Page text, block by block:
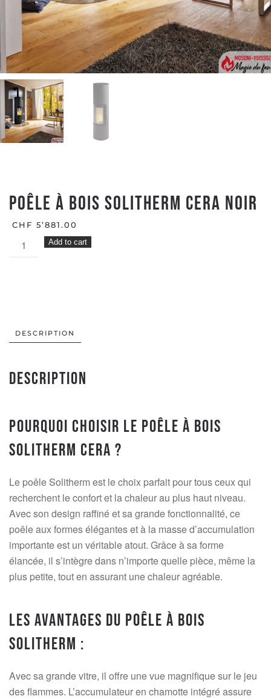
Poêle à Bois SOLITHERM CERA Noir
CHF 5’881.00
Poêle
à
quantity
Add to cart
DESCRIPTION
Description
Pourquoi choisir le poêle à bois
Solitherm Cera ?
Le poêle Solitherm est le choix parfait pour tous ceux qui
recherchent le confort et la chaleur au plus haut niveau.
Avec son design raffiné et sa grande fonctionnalité, ce
poêle aux formes élégantes et à la masse d’accumulation
importante est un véritable atout. Grâce à sa forme
élancée, il s’intègre dans n’importe quelle pièce, même la
plus petite, tout en assurant une chaleur agréable.
Les avantages du poêle à bois
Solitherm :
Avec sa grande vitre, il offre une vue magnifique sur le jeu
des flammes. L’accumulateur en chamotte intégré assure